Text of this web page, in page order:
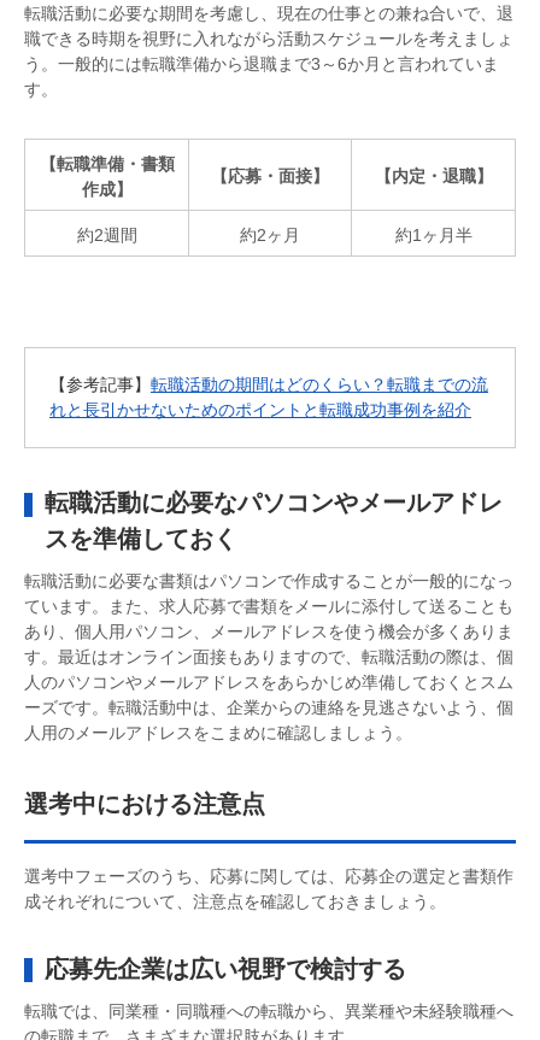
転職活動に必要な期間を考慮し、現在の仕事との兼ね合いで、退
職できる時期を視野に入れながら活動スケジュールを考えましょ
う。一般的には転職準備から退職まで3～6か月と言われていま
す。
【転職準備・書類
作成】
【応募・面接】 【内定・退職】
約2週間 約2ヶ月 約1ヶ月半
【参考記事】 転職活動の期間はどのくらい？転職までの流
れと長引かせないためのポイントと転職成功事例を紹介
転職活動に必要なパソコンやメールアドレ
スを準備しておく
転職活動に必要な書類はパソコンで作成することが一般的になっ
ています。また、求人応募で書類をメールに添付して送ることも
あり、個人用パソコン、メールアドレスを使う機会が多くありま
す。最近はオンライン面接もありますので、転職活動の際は、個
人のパソコンやメールアドレスをあらかじめ準備しておくとスム
ーズです。転職活動中は、企業からの連絡を見逃さないよう、個
人用のメールアドレスをこまめに確認しましょう。
選考中における注意点
選考中フェーズのうち、応募に関しては、応募企の選定と書類作
成それぞれについて、注意点を確認しておきましょう。
応募先企業は広い視野で検討する
転職では、同業種・同職種への転職から、異業種や未経験職種へ